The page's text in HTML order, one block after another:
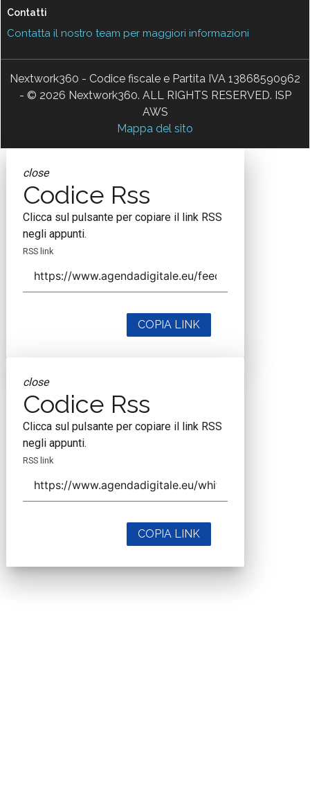
Contatti
Contatta il nostro team per maggiori informazioni
Nextwork360 - Codice fiscale e Partita IVA 13868590962
- © 2026 Nextwork360. ALL RIGHTS RESERVED. ISP
AWS
Mappa del sito
close
Codice Rss
Clicca sul pulsante per copiare il link RSS
negli appunti.
RSS link
COPIA LINK
close
Codice Rss
Clicca sul pulsante per copiare il link RSS
negli appunti.
RSS link
COPIA LINK